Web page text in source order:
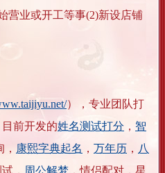
营业或开工等事(2)新设店铺
），专业团队打
前开发的姓名测试打分 ， 智
康熙字典起名 ， 万年历 ， 八